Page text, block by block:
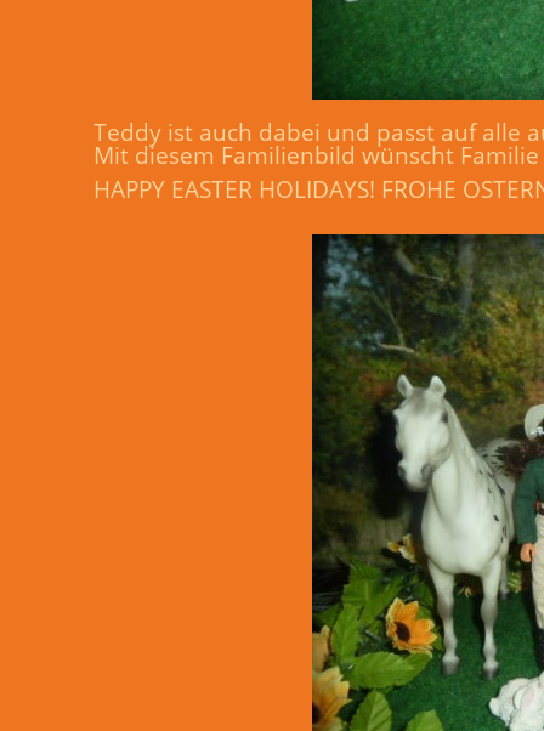
Teddy ist auch dabei und passt auf alle
Mit diesem Familienbild wünscht
HAPPY EASTER HOLIDAYS! FROHE